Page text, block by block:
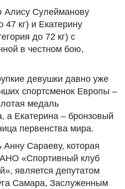
Сулейманову
47 кг) и Екатерину
до 72 кг) с
в честном бою,
девушки давно уже
спортсменок Европы –
медаль
а Екатерина – бронзовый
первенства мира.
Анну Сараеву, которая
«Спортивный клуб
является депутатом
Самара, Заслуженным